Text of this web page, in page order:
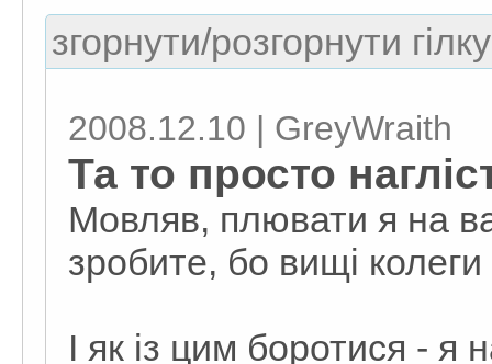
згорнути/розгорнути
2008.12.10 | GreyWraith
Та то просто
Мовляв, плювати я на
зробите, бо вищі
І як із цим боротися -